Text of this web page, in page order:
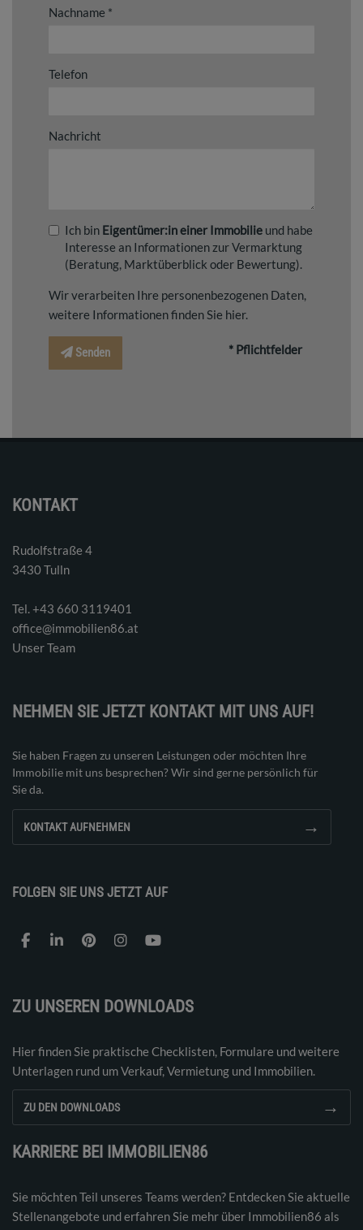
Nachname
Telefon
Nachricht
Ich bin Eigentümer:in einer Immobilie und habe
Interesse an Informationen zur Vermarktung
(Beratung, Marktüberblick oder Bewertung).
Wir verarbeiten Ihre personenbezogenen Daten,
weitere Informationen finden Sie hier.
Senden * Pflichtfelder
KONTAKT
Rudolfstraße 4
3430 Tulln
Tel. ‭+43 660 3119401‬
office@immobilien86.at
Unser Team
NEHMEN SIE JETZT KONTAKT MIT UNS AUF!
Sie haben Fragen zu unseren Leistungen oder möchten Ihre
Immobilie mit uns besprechen? Wir sind gerne persönlich für
Sie da.
KONTAKT AUFNEHMEN →
FOLGEN SIE UNS JETZT AUF
ZU UNSEREN DOWNLOADS
Hier finden Sie praktische Checklisten, Formulare und weitere
Unterlagen rund um Verkauf, Vermietung und Immobilien.
ZU DEN DOWNLOADS →
KARRIERE BEI IMMOBILIEN86
Sie möchten Teil unseres Teams werden? Entdecken Sie aktuelle
Stellenangebote und erfahren Sie mehr über Immobilien86 als